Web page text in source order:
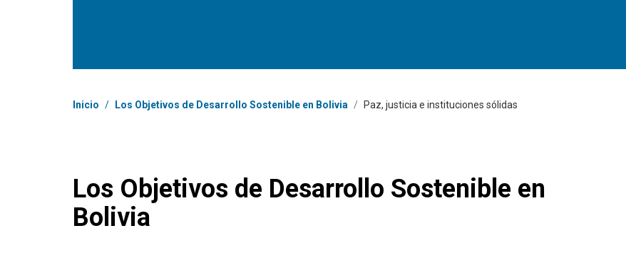
Coordenadas dentro de la ruta de navegación
Inicio / Los Objetivos de Desarrollo Sostenible en Bolivia / Paz, justicia e instituciones sólidas
Los Objetivos de Desarrollo Sostenible en
Bolivia